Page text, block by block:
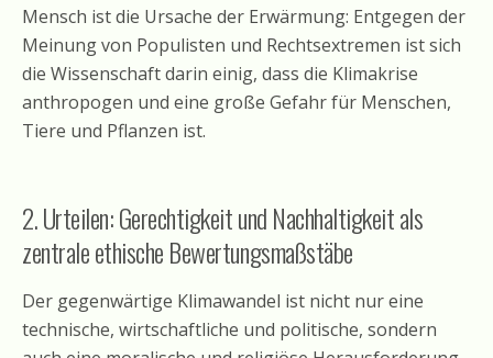
Mensch ist die Ursache der Erwärmung: Entgegen der
Meinung von Populisten und Rechtsextremen ist sich
die Wissenschaft darin einig, dass die Klimakrise
anthropogen und eine große Gefahr für Menschen,
Tiere und Pflanzen ist.
2. Urteilen: Gerechtigkeit und Nachhaltigkeit als
zentrale ethische Bewertungsmaßstäbe
Der gegenwärtige Klimawandel ist nicht nur eine
technische, wirtschaftliche und politische, sondern